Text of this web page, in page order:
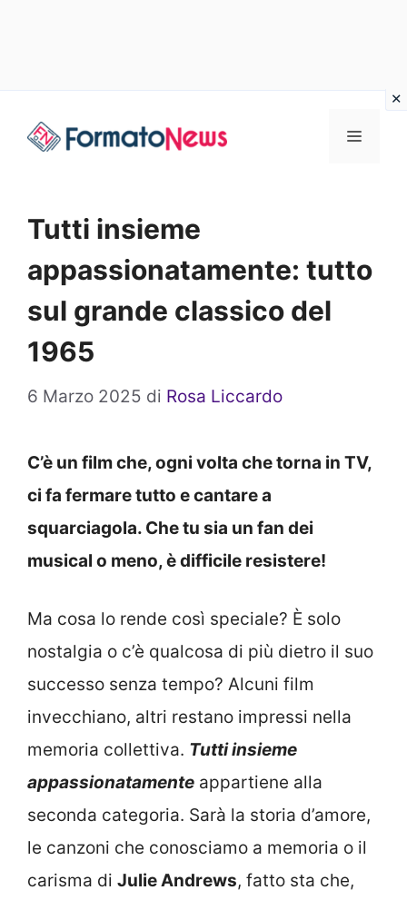
Menu
Tutti insieme
appassionatamente: tutto
sul grande classico del
1965
6 Marzo 2025 di Rosa Liccardo
C’è un film che, ogni volta che torna in TV,
ci fa fermare tutto e cantare a
squarciagola. Che tu sia un fan dei
musical o meno, è difficile resistere!
Ma cosa lo rende così speciale? È solo
nostalgia o c’è qualcosa di più dietro il suo
successo senza tempo? Alcuni film
invecchiano, altri restano impressi nella
memoria collettiva. Tutti insieme
appassionatamente appartiene alla
seconda categoria. Sarà la storia d’amore,
le canzoni che conosciamo a memoria o il
carisma di Julie Andrews, fatto sta che,